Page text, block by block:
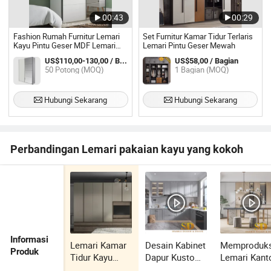
00:43
Fashion Rumah Furnitur Lemari
Kayu Pintu Geser MDF Lemari
Tidur Kayu
US$110,00-130,00 / Bagian
50 Potong (MOQ)
Hubungi Sekarang
00:29
Set Furnitur Kamar Tidur Terlaris
Lemari Pintu Geser Mewah
US$58,00 / Bagian
1 Bagian (MOQ)
Hubungi Sekarang
Perbandingan Lemari pakaian kayu yang kokoh
Informasi
Produk
Lemari Kamar
Tidur Kayu
Desain Kabinet
Dapur Kustom
Lemari